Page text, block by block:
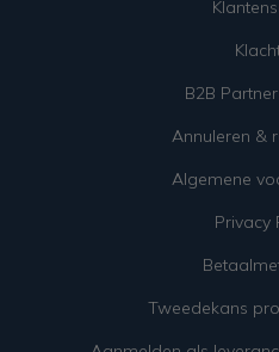
B2B
Annuleren &
Algemene
Privacy
Tweedekans